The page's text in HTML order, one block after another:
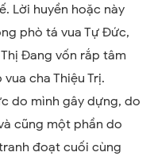
Lời huyền hoặc này
phò tá vua Tự Đức,
Đang vốn rắp tâm
cha Thiệu Trị.
do mình gây dựng, do
cũng một phần do
đoạt cuối cùng